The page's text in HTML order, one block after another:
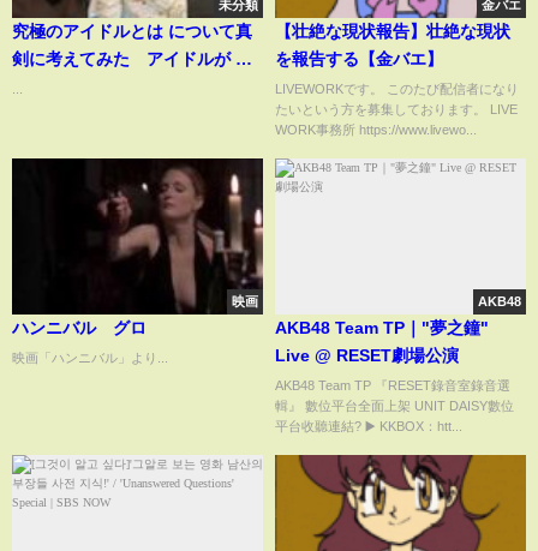
未分類
究極のアイドルとは について真
剣に考えてみた アイドルが コ
金バエ
【壮絶な現状報告】壮絶な現状
を報告する【金バエ】
LIVEWORKです。 このたび配信者になり
たいという方を募集しております。 LIVE
WORK事務所 https://www.livewo...
映画
ハンニバル グロ
映画「ハンニバル」より...
AKB48
AKB48 Team TP｜"夢之鐘"
Live @ RESET劇場公演
AKB48 Team TP 『RESET錄音室錄音選
輯』 數位平台全面上架 UNIT DAISY數位
平台收聽連結? ▶️ KKBOX：htt...